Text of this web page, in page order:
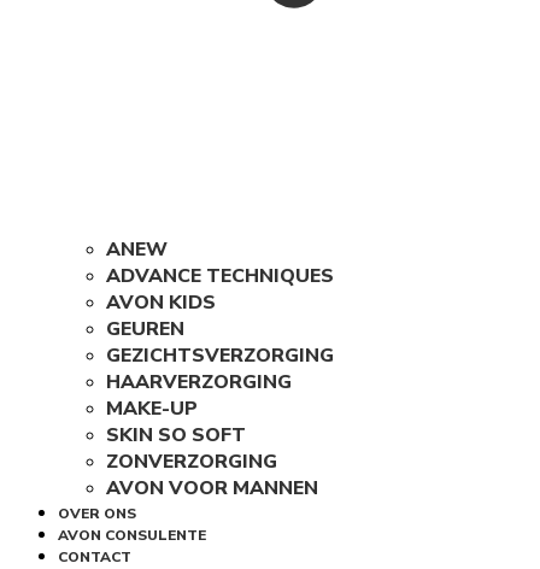
ANEW
ADVANCE TECHNIQUES
AVON KIDS
GEUREN
GEZICHTSVERZORGING
HAARVERZORGING
MAKE-UP
SKIN SO SOFT
ZONVERZORGING
AVON VOOR MANNEN
OVER ONS
AVON CONSULENTE
CONTACT